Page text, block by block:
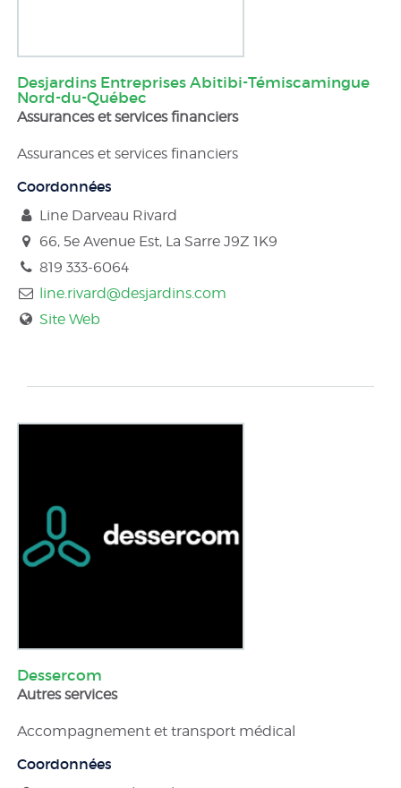
Desjardins Entreprises Abitibi-Témiscamingue
Nord-du-Québec
Assurances et services financiers
Assurances et services financiers
Coordonnées
Line Darveau Rivard
66, 5e Avenue Est, La Sarre J9Z 1K9
819 333-6064
line.rivard@desjardins.com
Site Web
Dessercom
Autres services
Accompagnement et transport médical
Coordonnées